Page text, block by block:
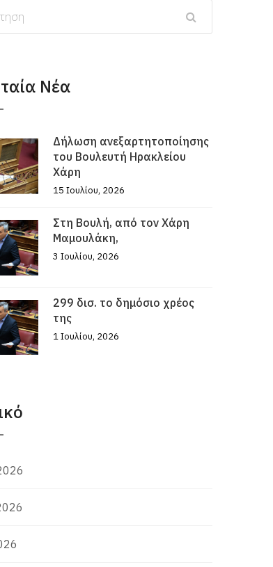
Νέα
Δήλωση ανεξαρτητοποίησης
του Βουλευτή Ηρακλείου
Χάρη
15 Ιουλίου, 2026
Στη Βουλή, από τον Χάρη
Μαμουλάκη,
3 Ιουλίου, 2026
299 δισ. το δημόσιο χρέος
της
1 Ιουλίου, 2026